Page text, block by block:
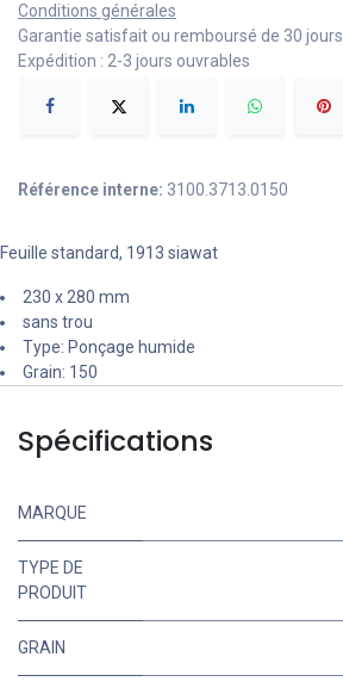
Conditions générales
Garantie satisfait ou remboursé de 30 jours
Expédition : 2-3 jours ouvrables
Référence interne: 3100.3713.0150
Feuille standard, 1913 siawat
230 x 280 mm
sans trou
Type: Ponçage humide
Grain: 150
Spécifications
MARQUE
TYPE DE
PRODUIT
GRAIN